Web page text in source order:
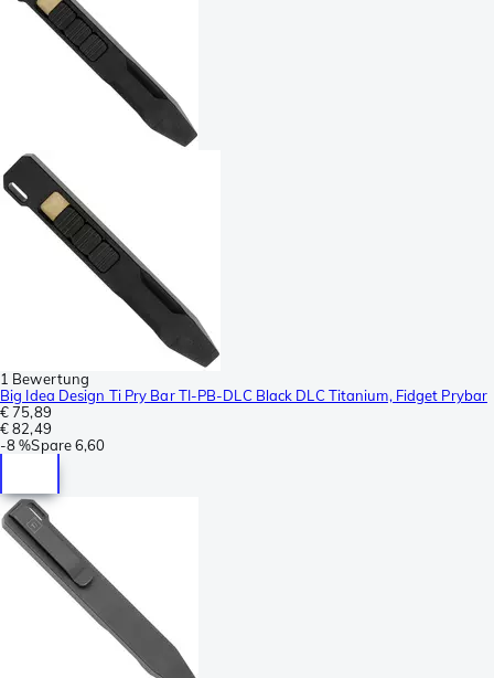
1 Bewertung
Big Idea Design Ti Pry Bar TI-PB-DLC Black DLC Titanium, Fidget Prybar
€ 75,89
€ 82,49
-8 %Spare6,60